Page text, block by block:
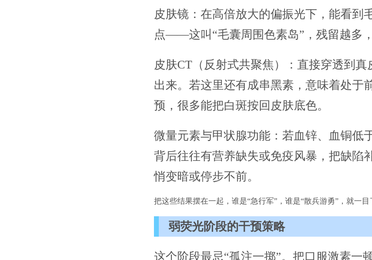
皮肤镜：在高倍放大的偏振光下，能看到
点——这叫“毛囊周围色素岛”，残留越多
皮肤CT（反射式共聚焦）：直接穿透到
出来。若这里还有成串黑素，意味着处于
预，很多能把白斑按回皮肤底色。
微量元素与甲状腺功能：若血锌、血铜低
背后往往有营养缺失或免疫风暴，把缺陷
悄变暗或停步不前。
把这些结果摆在一起，谁是“急行军”，谁是“散兵游勇”，就一目
弱荧光阶段的干预策略
这个阶段最忌“孤注一掷”。把口服激素一